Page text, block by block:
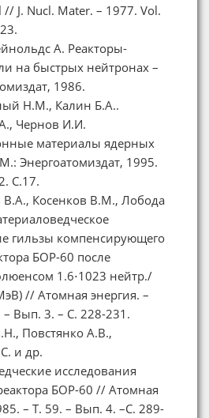
// J. Nucl. Mater. – 1977. Vol.
А. Реакторы-
на быстрых нейтронах –
1986.
Н.М., Калин Б.А..
Чернов И.И.
материалы ядерных
Энергоатомиздат, 1995.
С.17.
В.А., Косенков В.М., Лобода
гильзы компенсирующего
БОР-60 после
1.6⋅1023 нейтр./
// Атомная энергия. –
– Вып. 3. – С. 228-231.
Повстянко А.В.,
и др.
исследования
БОР-60 // Атомная
– Т. 59. – Вып. 4. –С. 289-